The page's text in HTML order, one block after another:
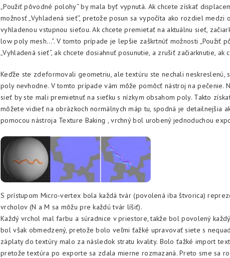
„Použiť pôvodné polohy“ by mala byť vypnutá. Ak chcete získať
možnosť „Vyhladená sieť“, pretože posun sa vypočíta ako rozdiel medzi
vyhladenou vstupnou sieťou. Ak chcete premietať na aktuálnu sieť,
low poly mesh…“. V tomto prípade je lepšie zaškrtnúť možnosti „Použiť
„Vyhladená sieť“, ak chcete dosiahnuť posunutie, a zrušiť začiarknutie, ak
Keďže ste zdeformovali geometriu, ale textúru ste nechali neskreslenú,
poly nevhodne. V tomto prípade vám môže pomôcť nástroj na pečenie.
sieť by ste mali premietnuť na sieťku s nízkym obsahom poly. Takto
môžete vidieť na obrázkoch normálnych máp tu, spodná je detailnejšia
pomocou nástroja Texture Baking , vrchný bol urobený jednoduchou
S prístupom Micro-vertex bola každá tvár (povolená iba štvorica)
vrcholov (N a M sa môžu pre každú tvár líšiť).
Každý vrchol mal farbu a súradnice v priestore, takže bol povolený
bol však obmedzený, pretože bolo veľmi ťažké upravovať siete s
záplaty do textúry malo za následok stratu kvality. Bolo ťažké import
pretože textúra po exporte sa zdala mierne rozmazaná. Preto sme sa